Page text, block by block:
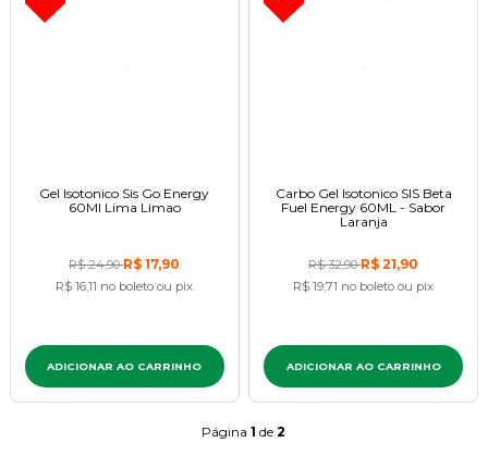
Gel Isotonico Sis Go Energy
60Ml Lima Limao
R$ 24,90R$ 17,90
R$ 16,11 no boleto ou pix
ADICIONAR AO CARRINHO
Carbo Gel Isotonico SIS Beta
Fuel Energy 60ML - Sabor
Laranja
R$ 32,90R$ 21,90
R$ 19,71 no boleto ou pix
ADICIONAR AO CARRINHO
Página1 de2